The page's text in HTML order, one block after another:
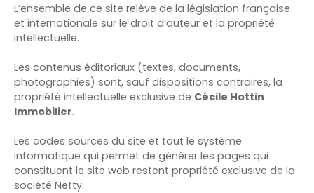
L’ensemble de ce site relève de la législation française
et internationale sur le droit d’auteur et la propriété
intellectuelle.
Les contenus éditoriaux (textes, documents,
photographies) sont, sauf dispositions contraires, la
propriété intellectuelle exclusive de Cécile Hottin
Immobilier.
Les codes sources du site et tout le système
informatique qui permet de générer les pages qui
constituent le site web restent propriété exclusive de la
société Netty.